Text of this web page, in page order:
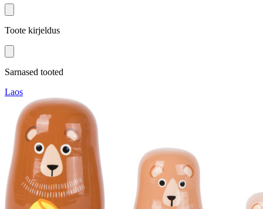
Toote kirjeldus
Sarnased tooted
Laos